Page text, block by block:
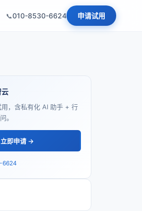
010-8530-6624 申请试用
云
，含私有化 AI 助手 + 行
。
立即申请 →
6624